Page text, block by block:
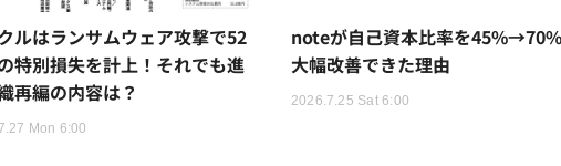
ルはランサムウェア攻撃で52
特別損失を計上！それでも進
再編の内容は？
Mon 6:00
noteが自己資本比率を
大幅改善できた理由
2026.7.25 Sat 6:00